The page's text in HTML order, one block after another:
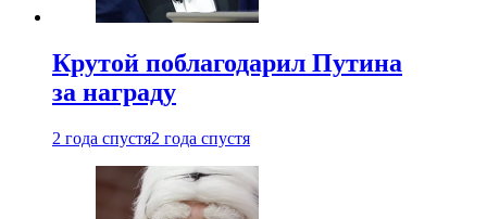
Крутой поблагодарил Путина
за награду
2 года спустя2 года спустя